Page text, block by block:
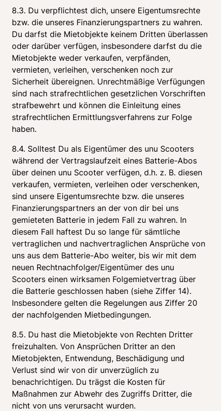
8.3. Du verpflichtest dich, unsere Eigentumsrechte
bzw. die unseres Finanzierungspartners zu wahren.
Du darfst die Mietobjekte keinem Dritten überlassen
oder darüber verfügen, insbesondere darfst du die
Mietobjekte weder verkaufen, verpfänden,
vermieten, verleihen, verschenken noch zur
Sicherheit übereignen. Unrechtmäßige Verfügungen
sind nach strafrechtlichen gesetzlichen Vorschriften
strafbewehrt und können die Einleitung eines
strafrechtlichen Ermittlungsverfahrens zur Folge
haben.
8.4. Solltest Du als Eigentümer des unu Scooters
während der Vertragslaufzeit eines Batterie-Abos
über deinen unu Scooter verfügen, d.h. z. B. diesen
verkaufen, vermieten, verleihen oder verschenken,
sind unsere Eigentumsrechte bzw. die unseres
Finanzierungspartners an der von dir bei uns
gemieteten Batterie in jedem Fall zu wahren. In
diesem Fall haftest Du so lange für sämtliche
vertraglichen und nachvertraglichen Ansprüche von
uns aus dem Batterie-Abo weiter, bis wir mit dem
neuen Rechtnachfolger/Eigentümer des unu
Scooters einen wirksamen Folgemietvertrag über
die Batterie geschlossen haben (siehe Ziffer 14).
Insbesondere gelten die Regelungen aus Ziffer 20
der nachfolgenden Mietbedingungen.
8.5. Du hast die Mietobjekte von Rechten Dritter
freizuhalten. Von Ansprüchen Dritter an den
Mietobjekten, Entwendung, Beschädigung und
Verlust sind wir von dir unverzüglich zu
benachrichtigen. Du trägst die Kosten für
Maßnahmen zur Abwehr des Zugriffs Dritter, die
nicht von uns verursacht wurden.